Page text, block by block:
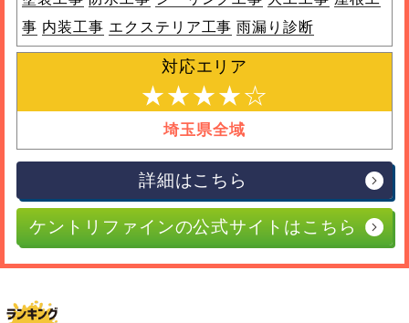
事 内装工事 エクステリア工事 雨漏り診断
対応エリア
★★★★☆
埼玉県全域
詳細はこちら
ケントリファインの公式サイトはこちら